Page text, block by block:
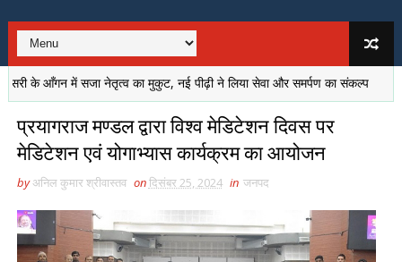
के आँगन में सजा नेतृत्व का मुकुट, नई पीढ़ी ने लिया सेवा और समर्पण का संकल्प संघर्षों
प्रयागराज मण्डल द्वारा विश्व मेडिटेशन दिवस पर
मेडिटेशन एवं योगाभ्यास कार्यक्रम का आयोजन
byअनिल कुमार श्रीवास्तव onदिसंबर 25, 2024 in जनपद